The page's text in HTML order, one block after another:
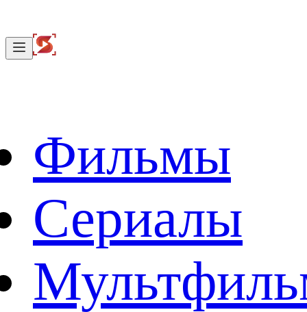
Фильмы
Сериалы